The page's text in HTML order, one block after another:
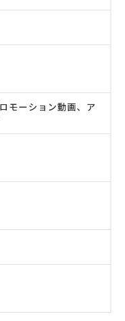
モーション動画、ア